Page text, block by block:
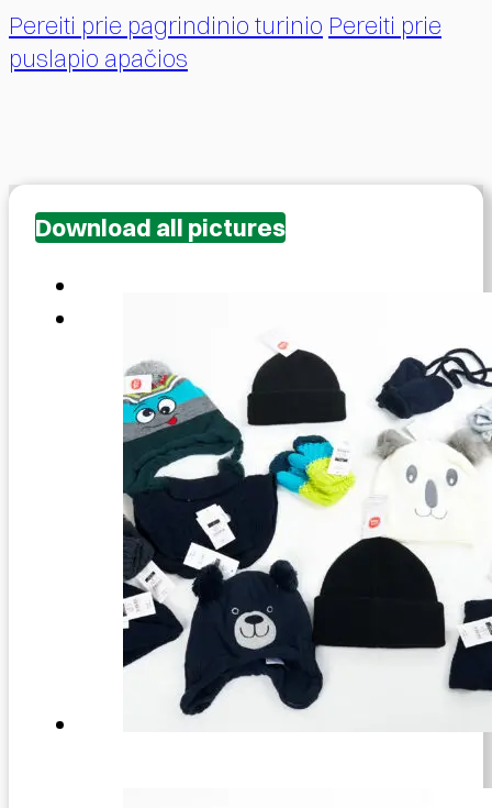
Pereiti prie pagrindinio turinio Pereiti prie
puslapio apačios
Download all pictures